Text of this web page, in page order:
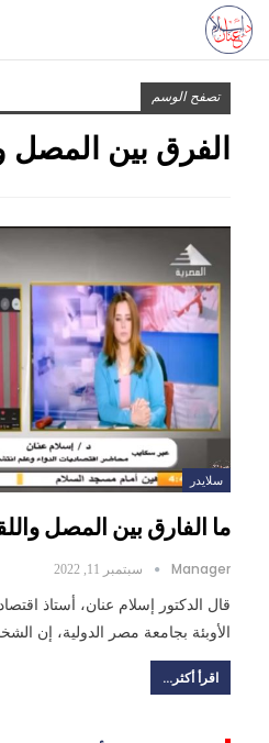
تصفح الوسم
الفرق بين المصل
سلايدر
ما الفارق بين المصل
Manager سبتمبر 11, 2022
قال الدكتور إسلام عنان، أستاذ
الأوبئة بجامعة مصر الدولية، إن
اقرأ أكثر...